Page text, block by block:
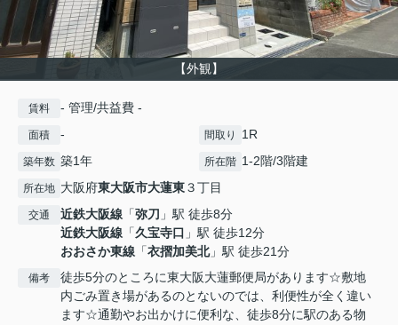
【外観】
賃料 - 管理/共益費 -
面積 - 間取り 1R
築年数 築1年 所在階 1-2階/3階建
所在地 大阪府東大阪市大蓮東３丁目
交通 近鉄大阪線 「弥刀 」駅 徒歩8分
近鉄大阪線 「久宝寺口 」駅 徒歩12分
おおさか東線 「衣摺加美北」駅 徒歩21分
備考
徒歩5分のところに東大阪大蓮郵便局があります☆敷地
内ごみ置き場があるのとないのでは、利便性が全く違い
ます☆通勤やお出かけに便利な、徒歩8分に駅のある物